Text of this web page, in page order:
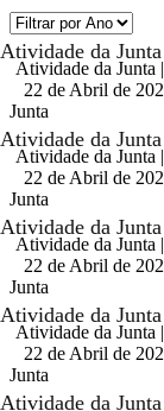
Atividade da
Atividade da Junta
22 de Abril de
Junta
Atividade da
Atividade da Junta
22 de Abril de
Junta
Atividade da
Atividade da Junta
22 de Abril de
Junta
Atividade da
Atividade da Junta
22 de Abril de
Junta
Atividade da